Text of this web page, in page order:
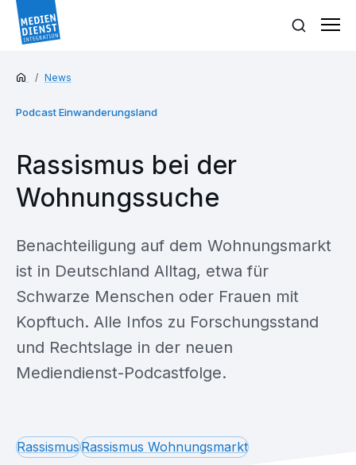
News
Podcast Einwanderungsland
Rassismus bei der
Wohnungssuche
RassismusRassismus Wohnungsmarkt
Benachteiligung auf dem Wohnungsmarkt
ist in Deutschland Alltag, etwa für
Schwarze Menschen oder Frauen mit
Kopftuch. Alle Infos zu Forschungsstand
und Rechtslage in der neuen
Mediendienst-Podcastfolge.